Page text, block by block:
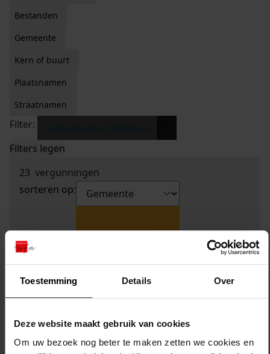
Toestemming Details Over
Deze website maakt gebruik van cookies
Om uw bezoek nog beter te maken zetten we cookies en
Bestanden
Gemeente
Kern of buurt
Plaatsnamen
Straatnamen
Filter:
Filters legen
23 vergunningen
sorteren op: